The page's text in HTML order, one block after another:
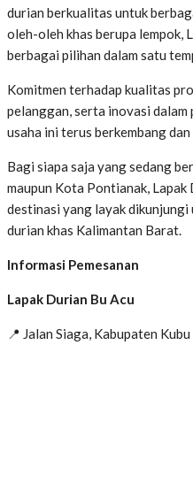
durian berkualitas untuk
oleh-oleh khas berupa lempok,
berbagai pilihan dalam satu
Komitmen terhadap kualitas
pelanggan, serta inovasi dalam
usaha ini terus berkembang
Bagi siapa saja yang sedang
maupun Kota Pontianak, Lapak
destinasi yang layak
durian khas Kalimantan Barat.
Informasi Pemesanan
Lapak Durian Bu Acu
📍 Jalan Siaga, Kabupaten